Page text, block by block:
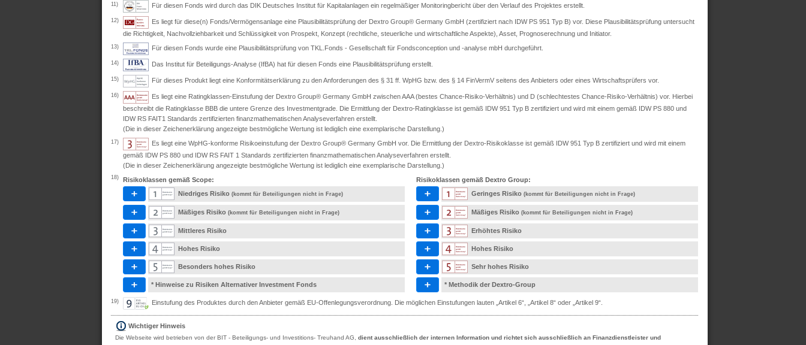
11) Für diesen Fonds wird durch das DIK Deutsches Institut für Kapitalanlagen ein regelmäßiger Monitoringbericht über den Verlauf des Projektes erstellt.
12)
Es liegt für diese(n) Fonds/Vermögensanlage eine Plausibilitätsprüfung der Dextro Group® Germany GmbH (zertifiziert nach IDW PS 951 Typ B) vor. Diese Plausibilitätsprüfung untersucht
die Richtigkeit, Nachvollziehbarkeit und Schlüssigkeit von Prospekt, Konzept (rechtliche, steuerliche und wirtschaftliche Aspekte), Asset, Prognoserechnung und Initiator.
13) Für diesen Fonds wurde eine Plausibilitätsprüfung von TKL.Fonds - Gesellschaft für Fondsconception und -analyse mbH durchgeführt.
14) Das Institut für Beteiligungs-Analyse (IfBA) hat für diesen Fonds eine Plausibilitätsprüfung erstellt.
15) Für dieses Produkt liegt eine Konformitätserklärung zu den Anforderungen des § 31 ff. WpHG bzw. des § 14 FinVermV seitens des Anbieters oder eines Wirtschaftsprüfers vor.
16)
Es liegt eine Ratingklassen-Einstufung der Dextro Group® Germany GmbH zwischen AAA (bestes Chance-Risiko-Verhältnis) und D (schlechtestes Chance-Risiko-Verhältnis) vor. Hierbei
beschreibt die Ratingklasse BBB die untere Grenze des Investmentgrade. Die Ermittlung der Dextro-Ratingklasse ist gemäß IDW 951 Typ B zertifiziert und wird mit einem gemäß IDW PS 880 und
IDW RS FAIT1 Standards zertifizierten finanzmathematischen Analyseverfahren erstellt.
(Die in dieser Zeichenerklärung angezeigte bestmögliche Wertung ist lediglich eine exemplarische Darstellung.)
17)
Es liegt eine WpHG-konforme Risikoeinstufung der Dextro Group® Germany GmbH vor. Die Ermittlung der Dextro-Risikoklasse ist gemäß IDW 951 Typ B zertifiziert und wird mit einem
gemäß IDW PS 880 und IDW RS FAIT 1 Standards zertifizierten finanzmathematischen Analyseverfahren erstellt.
(Die in dieser Zeichenerklärung angezeigte bestmögliche Wertung ist lediglich eine exemplarische Darstellung.)
18)
Risikoklassen gemäß Scope:
Niedriges Risiko (kommt für Beteiligungen nicht in Frage)
Mäßiges Risiko (kommt für Beteiligungen nicht in Frage)
Mittleres Risiko
Hohes Risiko
Besonders hohes Risiko
* Hinweise zu Risiken Alternativer Investment Fonds
Risikoklassen gemäß Dextro Group:
Geringes Risiko(kommt für Beteiligungen nicht in Frage)
Mäßiges Risiko(kommt für Beteiligungen nicht in Frage)
Erhöhtes Risiko
Hohes Risiko
Sehr hohes Risiko
* Methodik der Dextro-Group
19) Einstufung des Produktes durch den Anbieter gemäß EU-Offenlegungsverordnung. Die möglichen Einstufungen lauten „Artikel 6“, „Artikel 8“ oder „Artikel 9“.
Wichtiger Hinweis
Die Webseite wird betrieben von der BIT - Beteiligungs- und Investitions- Treuhand AG, dient ausschließlich der internen Information und richtet sich ausschließlich an Finanzdienstleister und